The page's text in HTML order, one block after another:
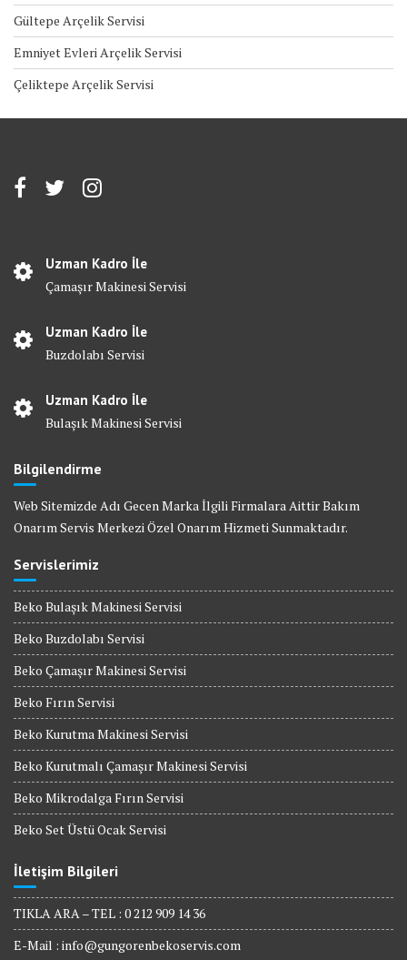
Gültepe Arçelik Servisi
Emniyet Evleri Arçelik Servisi
Çeliktepe Arçelik Servisi
Uzman Kadro İle
Çamaşır Makinesi Servisi
Uzman Kadro İle
Buzdolabı Servisi
Uzman Kadro İle
Bulaşık Makinesi Servisi
Bilgilendirme
Web Sitemizde Adı Gecen Marka İlgili Firmalara Aittir Bakım
Onarım Servis Merkezi Özel Onarım Hizmeti Sunmaktadır.
Servislerimiz
Beko Bulaşık Makinesi Servisi
Beko Buzdolabı Servisi
Beko Çamaşır Makinesi Servisi
Beko Fırın Servisi
Beko Kurutma Makinesi Servisi
Beko Kurutmalı Çamaşır Makinesi Servisi
Beko Mikrodalga Fırın Servisi
Beko Set Üstü Ocak Servisi
İletişim Bilgileri
TIKLA ARA – TEL : 0 212 909 14 36
E-Mail : info@gungorenbekoservis.com